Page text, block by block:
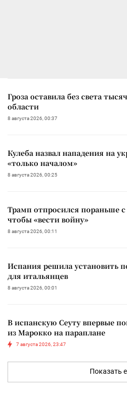
Гроза оставила без света
области
8 августа 2026, 00:37
Кулеба назвал нападения на
«только началом»
8 августа 2026, 00:25
Трамп отпросился пораньше с
чтобы «вести войну»
8 августа 2026, 00:11
Испания решила установить
для итальянцев
8 августа 2026, 00:01
В испанскую Сеуту впервые
из Марокко на параплане
7 августа 2026, 23:47
Показать